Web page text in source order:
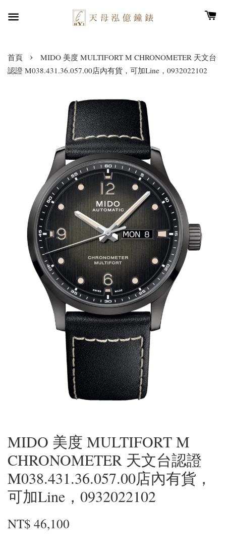
首頁 ›
MIDO 美度 MULTIFORT M CHRONOMETER 天文台
認證 M038.431.36.057.00店內有貨，可加Line，0932022102
MIDO 美度 MULTIFORT M
CHRONOMETER 天文台認證
M038.431.36.057.00店內有貨，
可加Line，0932022102
NT$ 46,100